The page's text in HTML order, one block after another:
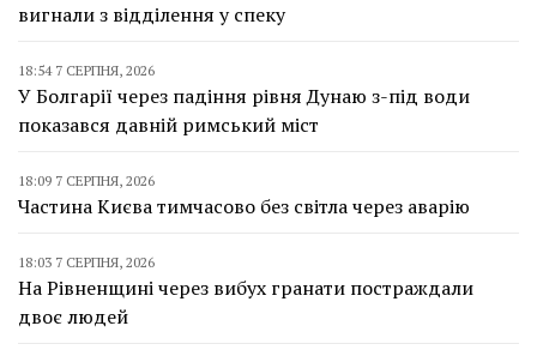
вигнали з відділення у спеку
18:54 7 СЕРПНЯ, 2026
У Болгарії через падіння рівня Дунаю з-під води
показався давній римський міст
18:09 7 СЕРПНЯ, 2026
Частина Києва тимчасово без світла через аварію
18:03 7 СЕРПНЯ, 2026
На Рівненщині через вибух гранати постраждали
двоє людей